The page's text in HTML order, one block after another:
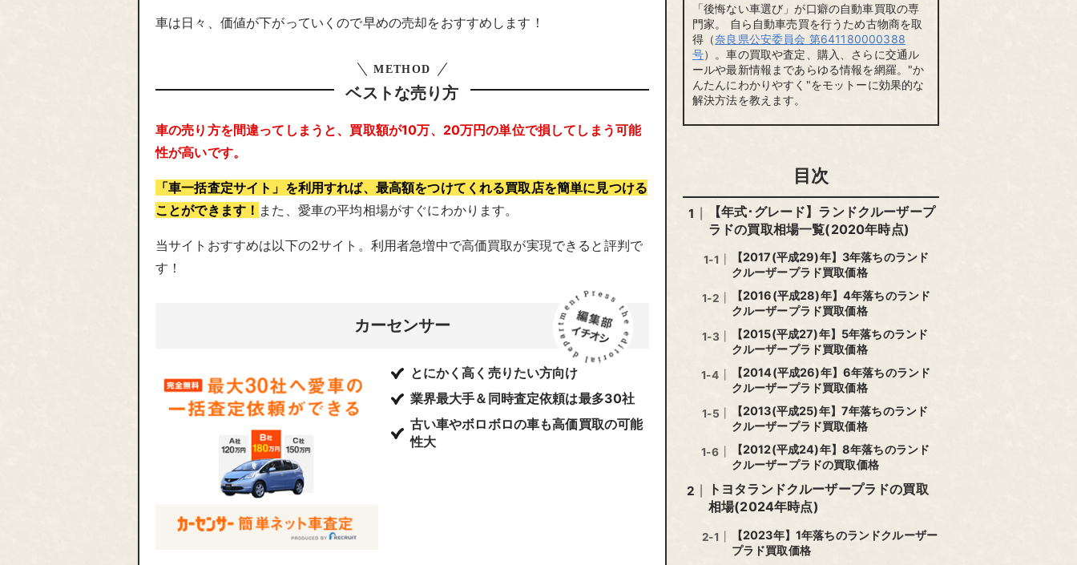
車は日々、価値が下がっていくので早めの売却をおすすめします！
METHOD
ベストな売り方
車の売り方を間違ってしまうと、買取額が10万、20万円の単位で損してしまう可能
性が高いです。
「車一括査定サイト」を利用すれば、最高額をつけてくれる買取店を簡単に見つける
ことができます！ また、愛車の平均相場がすぐにわかります。
当サイトおすすめは以下の2サイト。利用者急増中で高価買取が実現できると評判で
す！
カーセンサー
とにかく高く売りたい方向け
業界最大手＆同時査定依頼は最多30社
古い車やボロボロの車も高価買取の可能
性大
「後悔ない車選び」が口癖の自動車買取の専
門家。 自ら自動車売買を行うため古物商を取
得（奈良県公安委員会 第641180000388
号）。車の買取や査定、購入、さらに交通ル
ールや最新情報まであらゆる情報を網羅。"か
んたんにわかりやすく"をモットーに効果的な
解決方法を教えます。
目次
【年式･グレード】ランドクルーザープ
ラドの買取相場一覧(2020年時点)
【2017(平成29)年】3年落ちのランド
クルーザープラド買取価格
【2016(平成28)年】4年落ちのランド
クルーザープラド買取価格
【2015(平成27)年】5年落ちのランド
クルーザープラド買取価格
【2014(平成26)年】6年落ちのランド
クルーザープラド買取価格
【2013(平成25)年】7年落ちのランド
クルーザープラド買取価格
【2012(平成24)年】8年落ちのランド
クルーザープラドの買取価格
トヨタランドクルーザープラドの買取
相場(2024年時点)
【2023年】1年落ちのランドクルーザー
プラド買取価格